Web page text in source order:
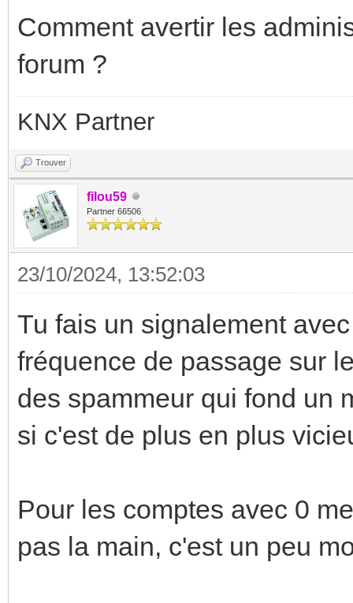
Comment avertir les
forum ?
KNX Partner
Trouver
filou59
Partner 66506
23/10/2024, 13:52:03
Tu fais un signalement
fréquence de passage sur
des spammeur qui fond un
si c'est de plus en plus
Pour les comptes avec 0
pas la main, c'est un peu